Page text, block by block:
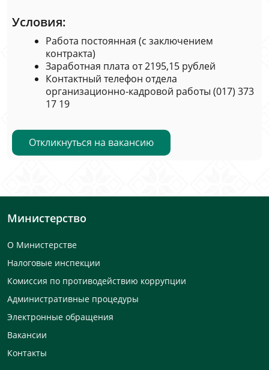
Условия:
Работа постоянная (с заключением
контракта)
Заработная плата от 2195,15 рублей
Контактный телефон отдела
организационно-кадровой работы (017) 373
17 19
Откликнуться на вакансию
Министерство
О Министерстве
Налоговые инспекции
Комиссия по противодействию коррупции
Административные процедуры
Электронные обращения
Вакансии
Контакты